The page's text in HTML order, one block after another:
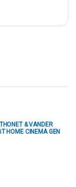
& VANDER
HOME CINEMA GEN